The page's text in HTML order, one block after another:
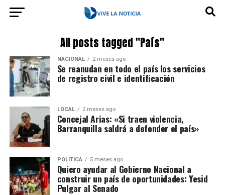
All posts tagged "País"
NACIONAL 2 meses ago
Se reanudan en todo el país los servicios
de registro civil e identificación
LOCAL 2 meses ago
Concejal Arias: «Si traen violencia,
Barranquilla saldrá a defender el país»
POLÍTICA 5 meses ago
Quiero ayudar al Gobierno Nacional a
construir un país de oportunidades: Yesid
Pulgar al Senado